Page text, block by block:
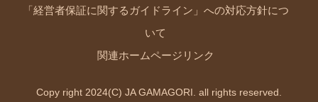
「経営者保証に関するガイドライン」への対応方針につ
いて
関連ホームページリンク
Copy right 2024(C) JA GAMAGORI. all rights reserved.